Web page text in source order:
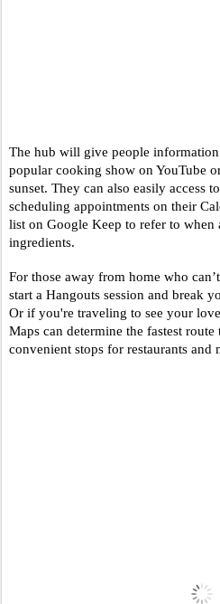
The hub will give people
popular cooking show on YouTube
sunset. They can also easily access
scheduling appointments on their
list on Google Keep to refer to when
ingredients.
For those away from home who
start a Hangouts session and break
Or if you're traveling to see your
Maps can determine the fastest
convenient stops for restaurants and